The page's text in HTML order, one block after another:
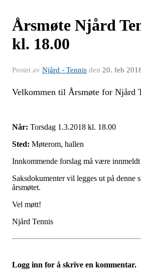
Årsmøte Njård
kl. 18.00
Postet av Njård - Tennis den 20. feb
Velkommen til Årsmøte for Njård
Når: Torsdag 1.3.2018 kl. 18.00
Sted: Møterom, hallen
Innkommende forslag må være
Saksdokumenter vil legges ut på denne
årsmøtet.
Vel møtt!
Njård Tennis
Logg inn for å skrive en kommentar.